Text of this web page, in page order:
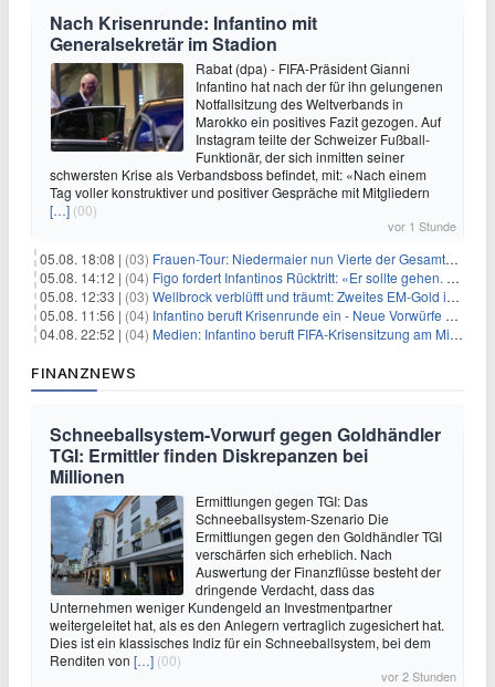
Nach Krisenrunde: Infantino mit
Generalsekretär im Stadion
Rabat (dpa) - FIFA-Präsident Gianni
Infantino hat nach der für ihn gelungenen
Notfallsitzung des Weltverbands in
Marokko ein positives Fazit gezogen. Auf
Instagram teilte der Schweizer Fußball-
Funktionär, der sich inmitten seiner
schwersten Krise als Verbandsboss befindet, mit: «Nach einem
Tag voller konstruktiver und positiver Gespräche mit Mitgliedern
[…] (00)
vor 1 Stunde
05.08. 18:08 | (03) Frauen-Tour: Niedermaier nun Vierte der Gesamtwertung
05.08. 14:12 | (04) Figo fordert Infantinos Rücktritt: «Er sollte gehen. Jetzt»
05.08. 12:33 | (03) Wellbrock verblüfft und träumt: Zweites EM-Gold in Paris
05.08. 11:56 | (04) Infantino beruft Krisenrunde ein - Neue Vorwürfe gegen FIFA
04.08. 22:52 | (04) Medien: Infantino beruft FIFA-Krisensitzung am Mittwoch ein
FINANZNEWS
Schneeballsystem-Vorwurf gegen Goldhändler
TGI: Ermittler finden Diskrepanzen bei
Millionen
Ermittlungen gegen TGI: Das
Schneeballsystem-Szenario Die
Ermittlungen gegen den Goldhändler TGI
verschärfen sich erheblich. Nach
Auswertung der Finanzflüsse besteht der
dringende Verdacht, dass das
Unternehmen weniger Kundengeld an Investmentpartner
weitergeleitet hat, als es den Anlegern vertraglich zugesichert hat.
Dies ist ein klassisches Indiz für ein Schneeballsystem, bei dem
Renditen von […] (00)
vor 2 Stunden